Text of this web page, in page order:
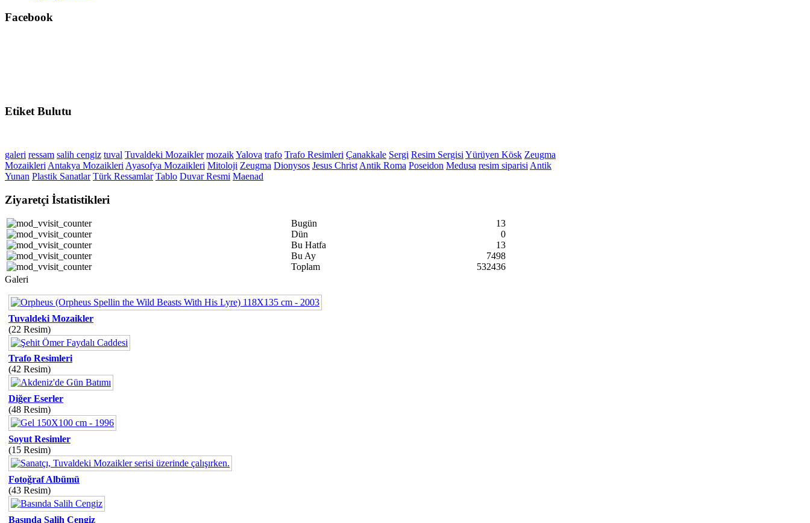
Facebook
Etiket Bulutu
galeri ressam salih cengiz tuval Tuvaldeki Mozaikler mozaikYalova trafo Trafo Resimleri Çanakkale Sergi Resim Sergisi Yürüyen Kösk Zeugma
Mozaikleri Antakya Mozaikleri Ayasofya Mozaikleri Mitoloji Zeugma Dionysos Jesus Christ Antik Roma Poseidon Medusa resim siparisi Antik
Yunan Plastik Sanatlar Türk Ressamlar Tablo Duvar Resmi Maenad
Ziyaretçi İstatistikleri
Bugün
13
Dün
0
Bu Hatfa
13
Bu Ay
7498
Toplam
532436
Galeri
Tuvaldeki Mozaikler
(22 Resim)
Trafo Resimleri
(42 Resim)
Diğer Eserler
(48 Resim)
Soyut Resimler
(15 Resim)
Fotoğraf Albümü
(43 Resim)
Basında Salih Cengiz